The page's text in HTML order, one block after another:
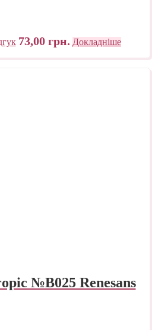
73,00 грн. Докладніше
№B025 Renesans